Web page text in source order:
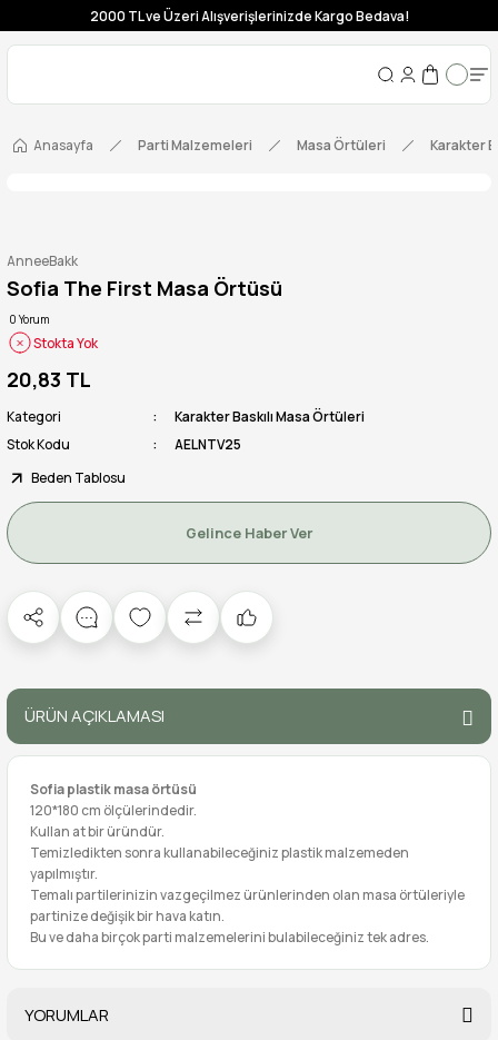
2000 TL ve Üzeri Alışverişlerinizde Kargo Bedava!
Anasayfa Parti Malzemeleri Masa Örtüleri Karakter
AnneeBakk
Sofia The First Masa Örtüsü
0 Yorum
Stokta Yok
20,83 TL
Kategori
Karakter Baskılı Masa Örtüleri
Stok Kodu
AELNTV25
Beden Tablosu
Gelince Haber Ver
ÜRÜN AÇIKLAMASI
Sofia plastik masa örtüsü
120*180 cm ölçülerindedir.
Kullan at bir üründür.
Temizledikten sonra kullanabileceğiniz plastik malzemeden
yapılmıştır.
Temalı partilerinizin vazgeçilmez ürünlerinden olan masa örtüleriyle
partinize değişik bir hava katın.
Bu ve daha birçok parti malzemelerini bulabileceğiniz tek adres.
YORUMLAR